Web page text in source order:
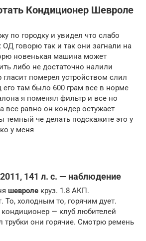
Кондиционер Шевроле
по городку и увидел что слабо
ОД говорю так и так они загнали на
новенькая машина может
либо не достаточно налили
померел устройством слил
там было 600 грам все в норме
я поменял фильтр и все но
все равно он кондер остужает
че делать подскажите это у
у меня
141 л. с. — наблюдение
шевроле круз. 1.8 АКП.
То, холодным то, горячим дует.
кондиционер — клуб любителей
трубки они горячие. Смотрю ремень